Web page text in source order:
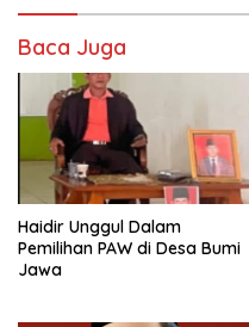
Baca Juga
Haidir Unggul Dalam
Pemilihan PAW di Desa Bumi
Jawa